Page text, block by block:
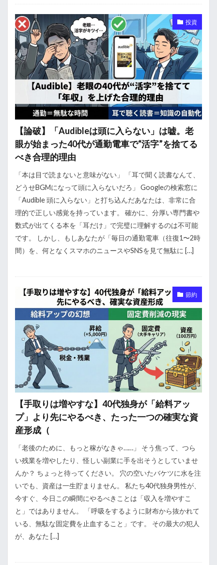
投資
【論破】「Audibleは頭に入らない」は嘘。老
眼が始まった40代が通勤電車で“活字”を捨てる
べき合理的理由
「本は目で読まないと意味がない」 「耳で聞く読書なんて、
どうせBGMになって頭に入らないだろ」 Googleの検索窓に
「Audible 頭に入らない」と打ち込んだあなたは、非常に合
理的で正しい感覚を持っています。 確かに、分厚い専門書や
数式が出てくる本を「耳だけ」で完璧に理解するのは不可能
です。 しかし、もしあなたが「毎日の通勤電車（往復1〜2時
間）を、何となくスマホのニュースやSNSを見て無駄に […]
節約
【手取りは増やすな】40代独身が「給料アッ
プ」より先にやるべき、たった一つの確実な資
産形成（
「老後のために、もっと稼がなきゃ……」 そう焦って、つら
い残業を増やしたり、怪しい副業に手を出そうとしていませ
んか？ ちょっと待ってください。 穴の空いたバケツに水を注
いでも、資産は一生貯まりません。 私たち40代独身男性が、
今すぐ、今日この瞬間にやるべきことは「収入を増やすこ
と」ではありません。 「呼吸をするように財布から抜かれて
いる、無駄な固定費を止血すること」です。 その最大の犯人
が、あなた […]